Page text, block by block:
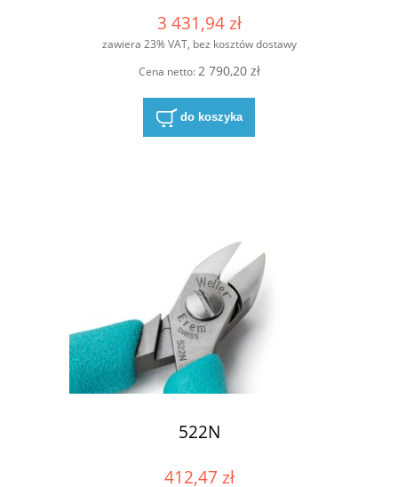
3 431,94 zł
zawiera 23% VAT, bez kosztów dostawy
Cena netto: 2 790,20 zł
do koszyka
522N
412,47 zł